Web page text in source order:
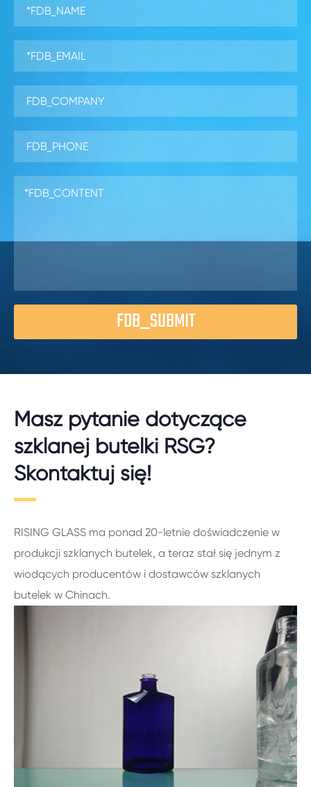
FDB_SUBMIT
Masz pytanie dotyczące
szklanej butelki RSG?
Skontaktuj się!
RISING GLASS ma ponad 20-letnie doświadczenie w
produkcji szklanych butelek, a teraz stał się jednym z
wiodących producentów i dostawców szklanych
butelek w Chinach.